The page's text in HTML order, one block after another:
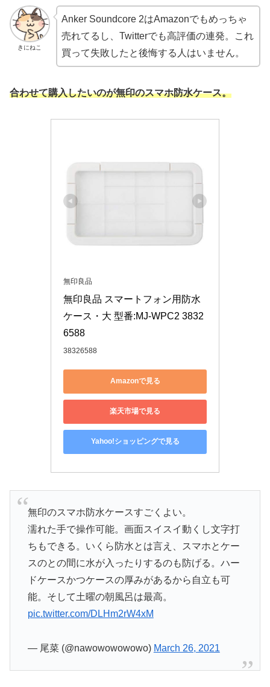
きにねこ
Anker Soundcore 2はAmazonでもめっちゃ
売れてるし、Twitterでも高評価の連発。これ
買って失敗したと後悔する人はいません。
合わせて購入したいのが無印のスマホ防水ケース。
無印良品
無印良品 スマートフォン用防水
ケース・大 型番:MJ-WPC2 3832
6588
38326588
Amazonで見る
楽天市場で見る
Yahoo!ショッピングで見る
無印のスマホ防水ケースすごくよい。
濡れた手で操作可能。画面スイスイ動くし文字打
ちもできる。いくら防水とは言え、スマホとケー
スのとの間に水が入ったりするのも防げる。ハー
ドケースかつケースの厚みがあるから自立も可
能。そして土曜の朝風呂は最高。
pic.twitter.com/DLHm2rW4xM
— 尾菜 (@nawowowowowo) March 26, 2021